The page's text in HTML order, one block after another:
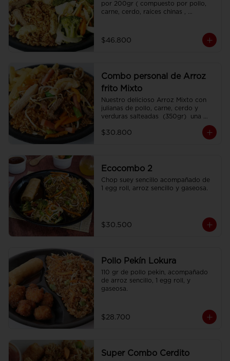
por 200gr ( compuesto por pollo,
carne, cerdo, raíces chinas ,
200 gr , 2 Egg Roll  y 2 Coca Colas
Pet 400 ml.
$46.800
Combo personal de Arroz
frito Mixto
Nuestro delicioso Arroz Mixto con
julianas de pollo, carne, cerdo y
verduras salteadas  (350gr)  una
CocaCola pet 250ml.
$30.800
Ecocombo 2
Chop suey sencillo acompañado de
1 egg roll, arroz sencillo y gaseosa.
$30.500
Pollo Pekín Lokura
110 gr de pollo pekin, acompañado
de arroz sencillo, 1 egg roll, y
gaseosa.
$28.700
Super Combo Cerdito